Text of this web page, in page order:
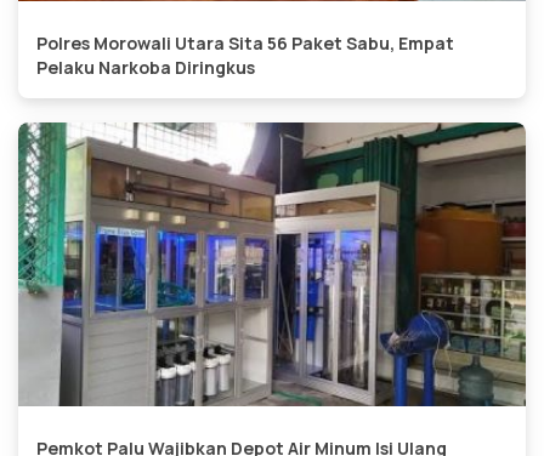
Polres Morowali Utara Sita 56 Paket Sabu, Empat
Pelaku Narkoba Diringkus
Pemkot Palu Wajibkan Depot Air Minum Isi Ulang